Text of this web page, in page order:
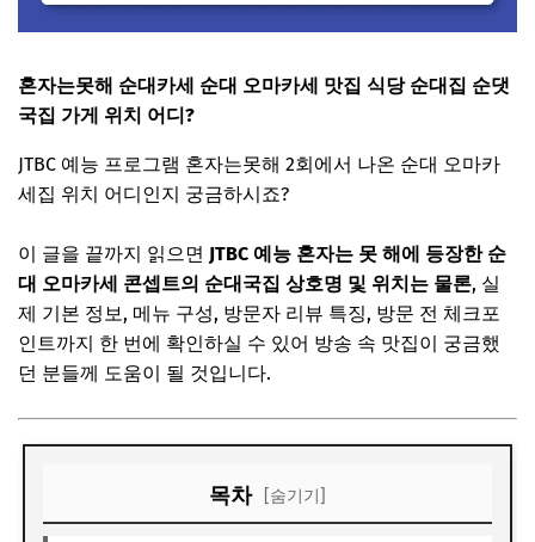
혼자는못해 순대카세 순대 오마카세 맛집 식당 순대집 순댓
국집 가게 위치 어디?
JTBC 예능 프로그램 혼자는못해 2회에서 나온 순대 오마카
세집 위치 어디인지 궁금하시죠?
이 글을 끝까지 읽으면 JTBC 예능 혼자는 못 해에 등장한 순
대 오마카세 콘셉트의 순대국집 상호명 및 위치는 물론, 실
제 기본 정보, 메뉴 구성, 방문자 리뷰 특징, 방문 전 체크포
인트까지 한 번에 확인하실 수 있어 방송 속 맛집이 궁금했
던 분들께 도움이 될 것입니다.
목차 [숨기기]